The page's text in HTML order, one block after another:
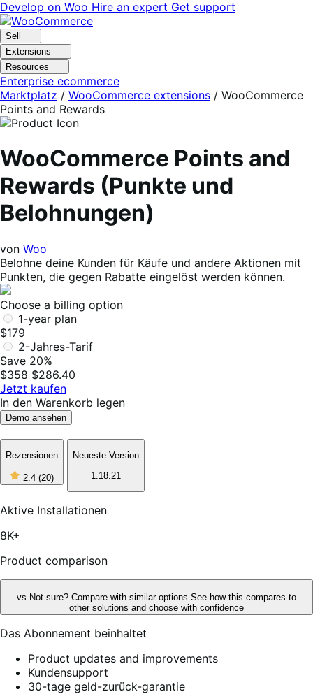
Skip
to
navigation
Skip
to
content
Develop on Woo Hire an expert Get support
Sell
Extensions
Resources
Enterprise ecommerce
Marktplatz / WooCommerce extensions / WooCommerce
Points and Rewards
WooCommerce Points and
Rewards (Punkte und
Belohnungen)
von Woo
Belohne deine Kunden für Käufe und andere Aktionen mit
Punkten, die gegen Rabatte eingelöst werden können.
Choose a billing option
1-year plan
$179
2-Jahres-Tarif
Save 20%
$358 $286.40
Jetzt kaufen
In den Warenkorb legen
Demo ansehen
Rezensionen
2.4 (20)2
out
5
stars,
Neueste Version
1.18.21
Aktive Installationen
8K+
Product comparison
vs Not sure? Compare with similar options See how this compares to
other solutions and choose with confidence
Das Abonnement beinhaltet
Product updates and improvements
Kundensupport
30-tage geld-zurück-garantie